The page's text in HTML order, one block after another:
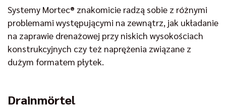
Systemy Mortec® znakomicie radzą sobie z różnymi
problemami występującymi na zewnątrz, jak układanie
na zaprawie drenażowej przy niskich wysokościach
konstrukcyjnych czy też naprężenia związane z
dużym formatem płytek.
Drainmörtel